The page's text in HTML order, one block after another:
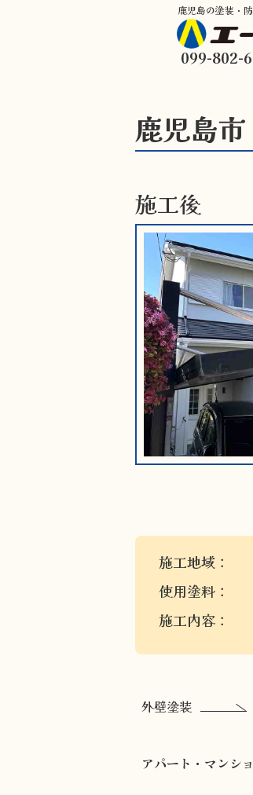
鹿児島の塗装・
099-802-
鹿児島
施工後
施工地域：
使用塗料：
施工内容：
外壁塗装
アパート・マンシ